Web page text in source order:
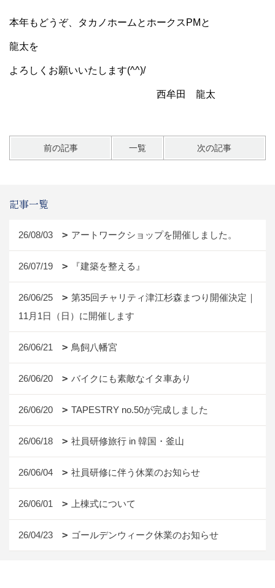
本年もどうぞ、タカノホームとホークスPMと
龍太を
よろしくお願いいたします(^^)/
西牟田 龍太
前の記事 一覧 次の記事
記事一覧
26/08/03 アートワークショップを開催しました。
26/07/19 『建築を整える』
26/06/25
第35回チャリティ津江杉森まつり開催決定｜
11月1日（日）に開催します
26/06/21 鳥飼八幡宮
26/06/20 バイクにも素敵なイタ車あり
26/06/20 TAPESTRY no.50が完成しました
26/06/18 社員研修旅行 in 韓国・釜山
26/06/04 社員研修に伴う休業のお知らせ
26/06/01 上棟式について
26/04/23 ゴールデンウィーク休業のお知らせ